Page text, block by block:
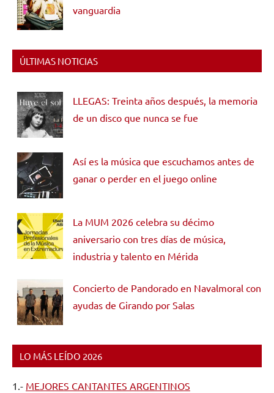
vanguardia
ÚLTIMAS NOTICIAS
LLEGAS: Treinta años después, la memoria
de un disco que nunca se fue
Así es la música que escuchamos antes de
ganar o perder en el juego online
La MUM 2026 celebra su décimo
aniversario con tres días de música,
industria y talento en Mérida
Concierto de Pandorado en Navalmoral con
ayudas de Girando por Salas
LO MÁS LEÍDO 2026
1.- MEJORES CANTANTES ARGENTINOS